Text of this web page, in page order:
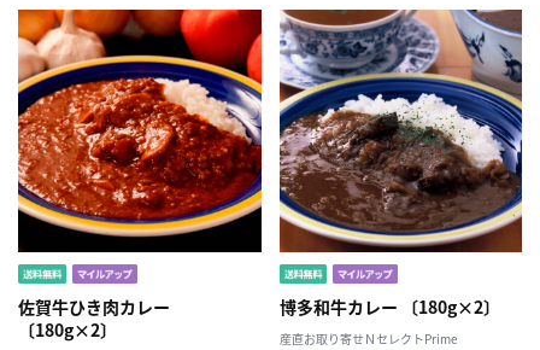
佐賀牛ひき肉カレー
〔180g×2〕
博多和牛カレー 〔180g×2〕
産直お取り寄せＮセレクトPrime